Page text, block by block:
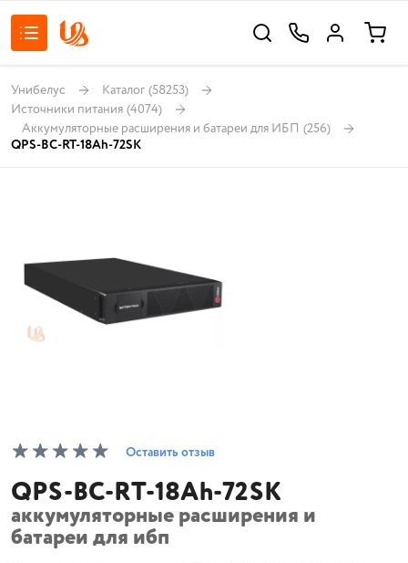
Унибелус Каталог (58253)
Источники питания (4074)
Аккумуляторные расширения и батареи для ИБП (256)
QPS-BC-RT-18Ah-72SK
Оставить отзыв
QPS-BC-RT-18Ah-72SK
аккумуляторные расширения и
батареи для ибп